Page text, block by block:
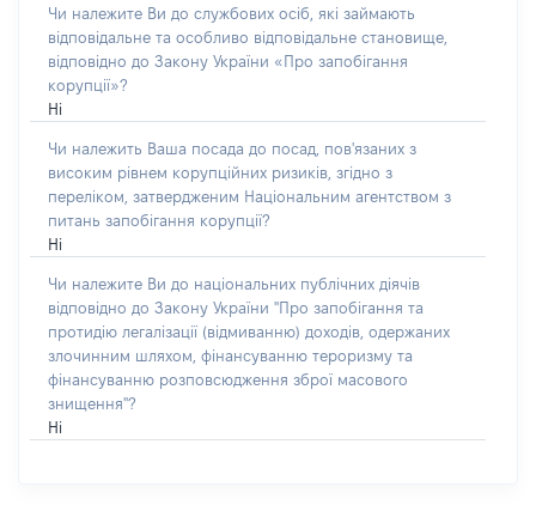
Чи належите Ви до службових осіб, які займають
відповідальне та особливо відповідальне становище,
відповідно до Закону України «Про запобігання
корупції»?
Ні
Чи належить Ваша посада до посад, пов'язаних з
високим рівнем корупційних ризиків, згідно з
переліком, затвердженим Національним агентством з
питань запобігання корупції?
Ні
Чи належите Ви до національних публічних діячів
відповідно до Закону України "Про запобігання та
протидію легалізації (відмиванню) доходів, одержаних
злочинним шляхом, фінансуванню тероризму та
фінансуванню розповсюдження зброї масового
знищення"?
Ні